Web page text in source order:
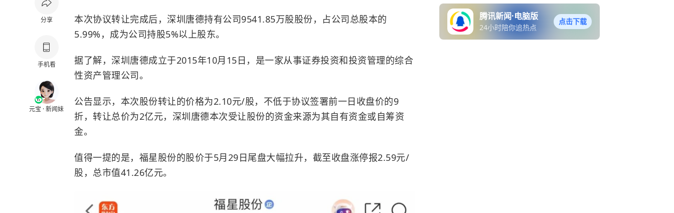
分享
手机看
元宝 · 新闻妹
本次协议转让完成后，深圳唐德持有公司9541.85万股股份，占公司总股本的
5.99%，成为公司持股5%以上股东。
据了解，深圳唐德成立于2015年10月15日，是一家从事证券投资和投资管理的综合
性资产管理公司。
公告显示，本次股份转让的价格为2.10元/股，不低于协议签署前一日收盘价的9
折，转让总价为2亿元，深圳唐德本次受让股份的资金来源为其自有资金或自筹资
金。
值得一提的是，福星股份的股价于5月29日尾盘大幅拉升，截至收盘涨停报2.59元/
股，总市值41.26亿元。
腾讯新闻·电脑版
24小时陪你追热点
点击下载